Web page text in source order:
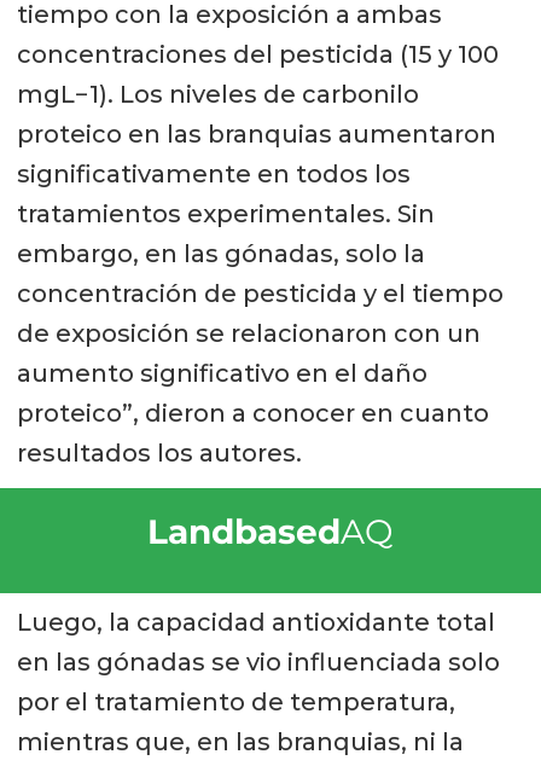
tiempo con la exposición a ambas
concentraciones del pesticida (15 y 100
mgL−1). Los niveles de carbonilo
proteico en las branquias aumentaron
significativamente en todos los
tratamientos experimentales. Sin
embargo, en las gónadas, solo la
concentración de pesticida y el tiempo
de exposición se relacionaron con un
aumento significativo en el daño
proteico”, dieron a conocer en cuanto
resultados los autores.
LandbasedAQ
Luego, la capacidad antioxidante total
en las gónadas se vio influenciada solo
por el tratamiento de temperatura,
mientras que, en las branquias, ni la